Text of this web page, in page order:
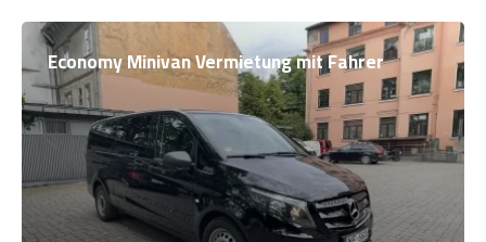
Economy Minivan Vermietung mit Fahrer